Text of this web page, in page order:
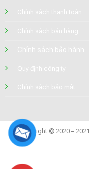
Chính sách thanh toán
Chính sách bán hàng
Chính sách bảo hành
Quy định công ty
Chính sách bảo mật
Copyright © 2020 – 2021